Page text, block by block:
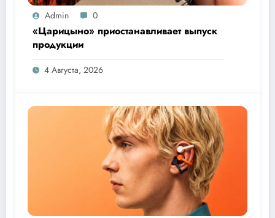
Admin 0
«Царицыно» приостанавливает выпуск
продукции
4 Августа, 2026